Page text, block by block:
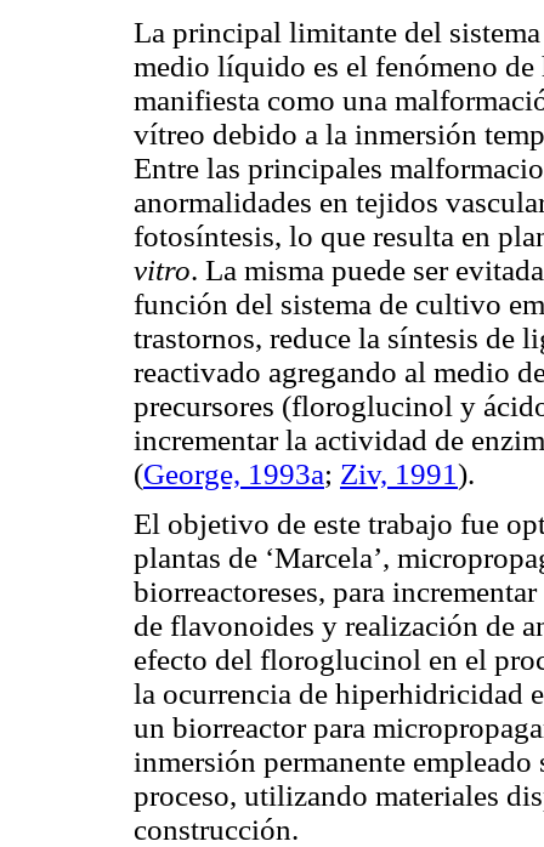
La principal limitante del
medio líquido es el fenómeno
manifiesta como una
vítreo debido a la inmersión
Entre las principales
anormalidades en tejidos
fotosíntesis, lo que resulta en
vitro. La misma puede ser
función del sistema de cultivo
trastornos, reduce la síntesis de
reactivado agregando al medio
precursores (floroglucinol y
incrementar la actividad de
(George, 1993a; Ziv, 1991).
El objetivo de este trabajo fue
plantas de ‘Marcela’,
biorreactoreses, para
de flavonoides y realización de
efecto del floroglucinol en el
la ocurrencia de hiperhidricidad
un biorreactor para
inmersión permanente
proceso, utilizando materiales
construcción.